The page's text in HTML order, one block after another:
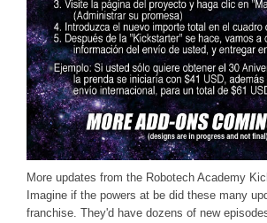
More updates from the Robotech Academy
Imagine if the powers at be did these many
franchise. They'd have dozens of new